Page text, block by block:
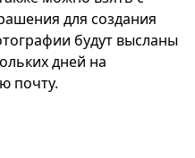
для создания
будут высланы
дней на
почту.